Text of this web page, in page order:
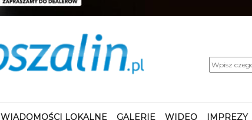
WIADOMOŚCI LOKALNE GALERIE WIDEO IMPREZY